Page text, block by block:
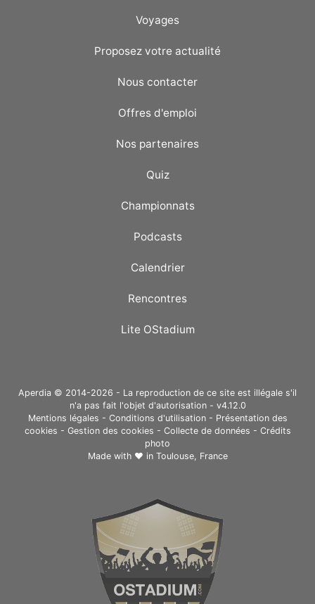
Voyages
Proposez votre actualité
Nous contacter
Offres d'emploi
Nos partenaires
Quiz
Championnats
Podcasts
Calendrier
Rencontres
Lite OStadium
Aperdia © 2014-2026 - La reproduction de ce site est illégale s'il
n'a pas fait l'objet d'autorisation - v4.12.0
Mentions légales - Conditions d'utilisation- Présentation des
cookies - Gestion des cookies - Collecte de données - Crédits
photo
Made with ❤ in Toulouse, France